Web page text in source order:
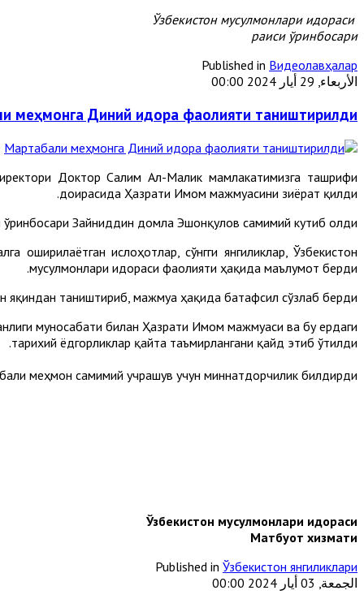
Ўзбекистон мусулмонлари идораси
раиси ўринбосари
Published in Видеолавҳалар
الأربعاء, 29 أيار 2024 00:00
меҳмонга Диний идора фаолияти таништирилди
Доктор Салим Ал-Малик мамлакатимизга ташрифи
доирасида Ҳазрати Имом мажмуасини зиёрат қилди.
Зайниддин домла Эшонқулов самимий кутиб олди.
ислоҳотлар, сўнгги янгиликлар, Ўзбекистон
мусулмонлари идораси фаолияти ҳақида маълумот берди.
таништириб, мажмуа ҳақида батафсил сўзлаб берди.
муносабати билан Ҳазрати Имом мажмуаси ва бу ердаги
тарихий ёдгорликлар қайта таъмирлангани қайд этиб ўтилди.
меҳмон самимий учрашув учун миннатдорчилик билдирди.
Ўзбекистон мусулмонлари идораси
Матбуот хизмати
Published in Ўзбекистон янгиликлари
الجمعة, 03 أيار 2024 00:00